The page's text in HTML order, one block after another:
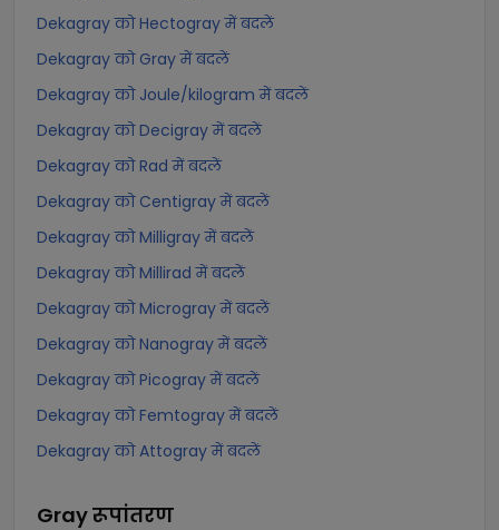
Dekagray को Hectogray में बदलें
Dekagray को Gray में बदलें
Dekagray को Joule/kilogram में बदलें
Dekagray को Decigray में बदलें
Dekagray को Rad में बदलें
Dekagray को Centigray में बदलें
Dekagray को Milligray में बदलें
Dekagray को Millirad में बदलें
Dekagray को Microgray में बदलें
Dekagray को Nanogray में बदलें
Dekagray को Picogray में बदलें
Dekagray को Femtogray में बदलें
Dekagray को Attogray में बदलें
Grayरूपांतरण